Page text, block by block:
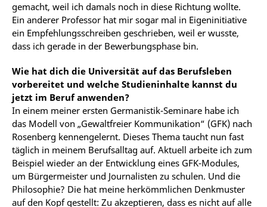
gemacht, weil ich damals noch in diese Richtung wollte.
Ein anderer Professor hat mir sogar mal in Eigeninitiative
ein Empfehlungsschreiben geschrieben, weil er wusste,
dass ich gerade in der Bewerbungsphase bin.
Wie hat dich die Universität auf das Berufsleben
vorbereitet und welche Studieninhalte kannst du
jetzt im Beruf anwenden?
In einem meiner ersten Germanistik-Seminare habe ich
das Modell von „Gewaltfreier Kommunikation“ (GFK) nach
Rosenberg kennengelernt. Dieses Thema taucht nun fast
täglich in meinem Berufsalltag auf. Aktuell arbeite ich zum
Beispiel wieder an der Entwicklung eines GFK-Modules,
um Bürgermeister und Journalisten zu schulen. Und die
Philosophie? Die hat meine herkömmlichen Denkmuster
auf den Kopf gestellt: Zu akzeptieren, dass es nicht auf alle